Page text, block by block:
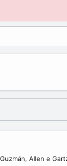
Allen e